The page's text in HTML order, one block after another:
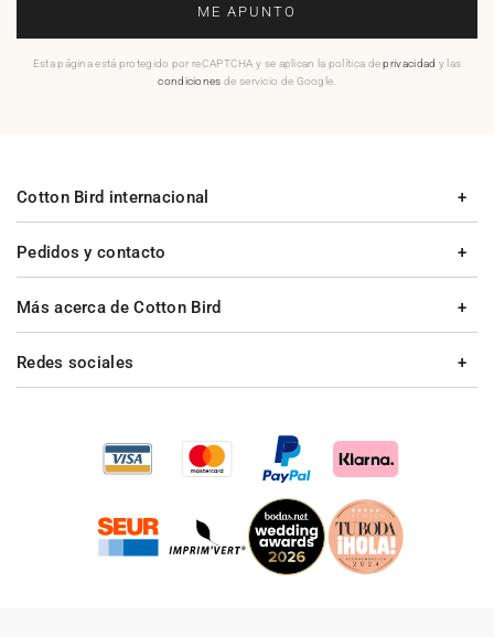
ME APUNTO
Esta página está protegido por reCAPTCHA y se aplican la política deprivacidad y las
condiciones de servicio de Google.
Pedidos y contacto
Más acerca de Cotton Bird
Cotton Bird internacional
Redes sociales